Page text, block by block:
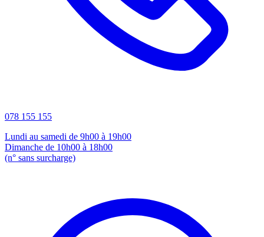
078 155 155
Lundi au samedi de 9h00 à 19h00
Dimanche de 10h00 à 18h00
(n° sans surcharge)